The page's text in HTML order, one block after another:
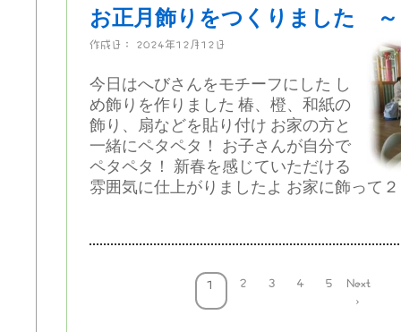
お正月飾りをつくりました
作成日： 2024年12月12日
今日はへびさんをモチーフにした し
め飾りを作りました 椿、橙、和紙の
飾り、扇などを貼り付け お家の方と
一緒にペタペタ！ お子さんが自分で
ペタペタ！ 新春を感じていただける
雰囲気に仕上がりましたよ お家に飾って
1 2 3 4 5
Next
›